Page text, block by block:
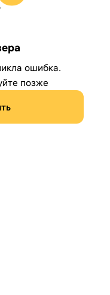
ошибка.
позже